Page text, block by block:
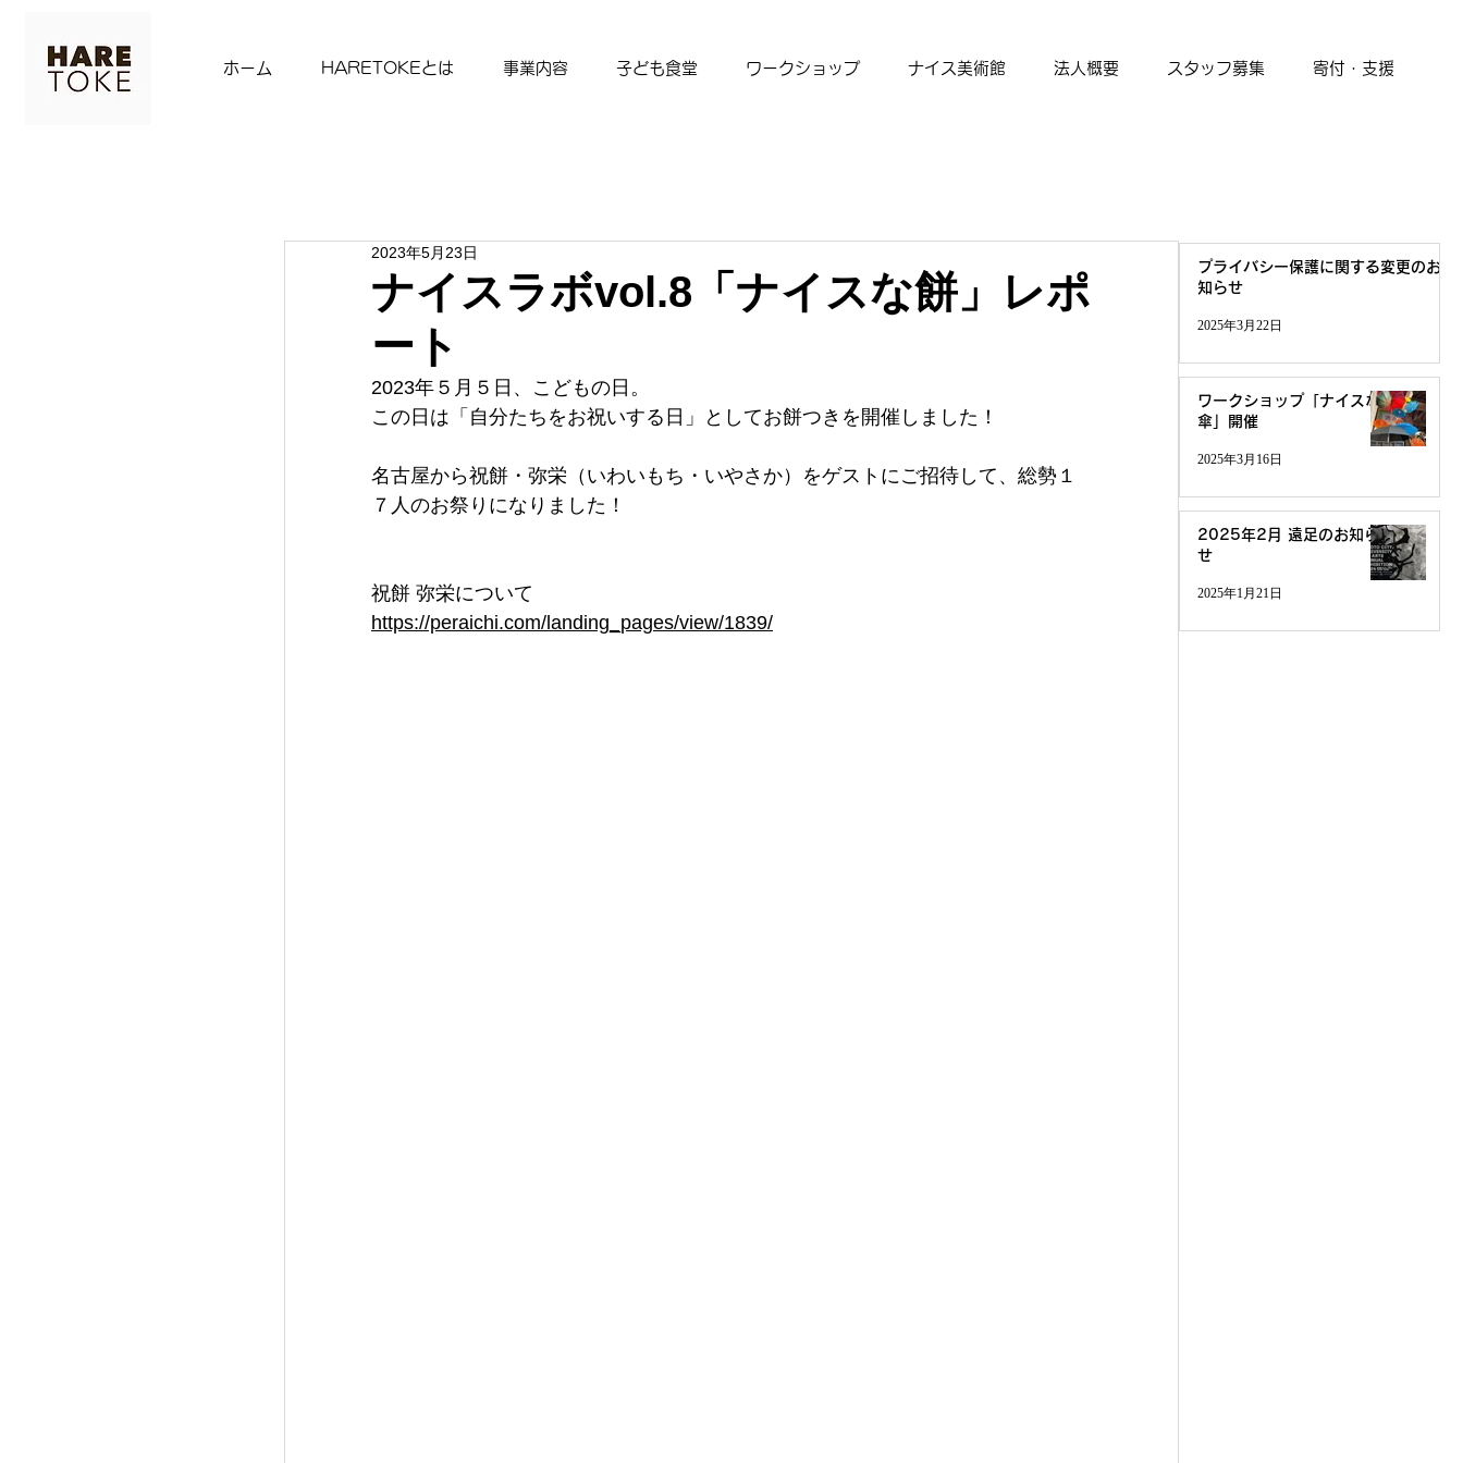
ホーム HARETOKEとは 事業内容 子ども食堂 ワークショップ ナイス美術館 法人概要 スタッフ募集 寄付・支援
ナイスラボvol.8「ナイスな餅」レポ
ート
2023年5月23日
2023年５月５日、こどもの日。
この日は「自分たちをお祝いする日」としてお餅つきを開催しました！
名古屋から祝餅・弥栄（いわいもち・いやさか）をゲストにご招待して、総勢１
７人のお祭りになりました！
祝餅 弥栄について
https://peraichi.com/landing_pages/view/1839/
プライバシー保護に関する変更のお
知らせ
2025年3月22日
ワークショップ「ナイスな
傘」開催
2025年3月16日
2025年2月 遠足のお知ら
せ
2025年1月21日